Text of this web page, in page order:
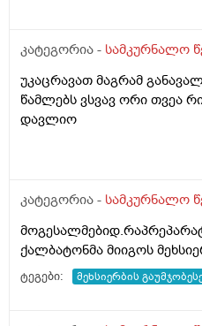
სულ ხუმრობენ იცინიან
რისია თვალების ფერი
შარდის.თირკმელზე კისტა
ტკივილი გენეტიკურად
ტკივილები მაქ,ნაადრევად
რომ გავიჯანსაღო სხეული
მეზარება
მადლობა კიდევ ერთხეკ
კატეგორია - სამკურნალო
უკაცრავათ მაგრამ განავალი მაქვს შავი
წამლებს ვსვავ ორი თვეა
დავლიო
კატეგორია - სამკურნალო
ქალბატონმა მიიგოს
ტეგები:
მეხსიერბის